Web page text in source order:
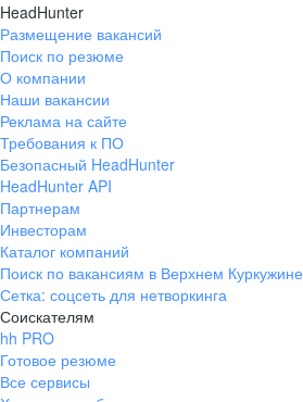
HeadHunter
Размещение вакансий
Поиск по резюме
О компании
Наши вакансии
Реклама на сайте
Требования к ПО
Безопасный HeadHunter
HeadHunter API
Партнерам
Инвесторам
Каталог компаний
Поиск по вакансиям в Верхнем Куркужине
Сетка: соцсеть для нетворкинга
Соискателям
hh PRO
Готовое резюме
Все сервисы